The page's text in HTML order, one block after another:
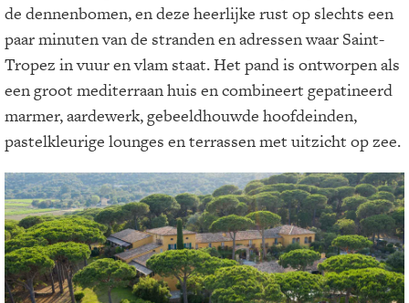
de dennenbomen, en deze heerlijke rust op slechts een
paar minuten van de stranden en adressen waar Saint-
Tropez in vuur en vlam staat. Het pand is ontworpen als
een groot mediterraan huis en combineert gepatineerd
marmer, aardewerk, gebeeldhouwde hoofdeinden,
pastelkleurige lounges en terrassen met uitzicht op zee.